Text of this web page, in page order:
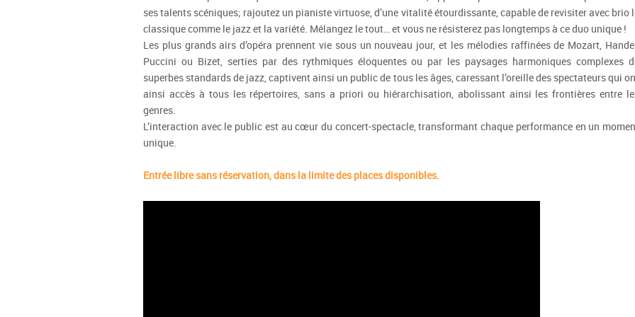
ses talents scéniques; rajoutez un pianiste virtuose, d’une vitalité étourdissante, capable de revisiter avec brio
classique comme le jazz et la variété. Mélangez le tout… et vous ne résisterez pas longtemps à ce duo unique !
Les plus grands airs d’opéra prennent vie sous un nouveau jour, et les mélodies raffinées de Mozart,
Puccini ou Bizet, serties par des rythmiques éloquentes ou par les paysages harmoniques complexes
superbes standards de jazz, captivent ainsi un public de tous les âges, caressant l’oreille des spectateurs qui
ainsi accès à tous les répertoires, sans a priori ou hiérarchisation, abolissant ainsi les frontières entre
genres.
L’interaction avec le public est au cœur du concert-spectacle, transformant chaque performance en un
unique.
Entrée libre sans réservation, dans la limite des places disponibles.